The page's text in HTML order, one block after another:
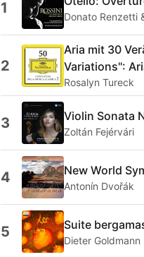
1 Donato Renzetti
2
Aria mit 30
Variations":
Rosalyn Tureck
3 Violin Sonata
Zoltán Fejérvári
4 New World
Antonín Dvořák
5 Suite
Dieter Goldmann